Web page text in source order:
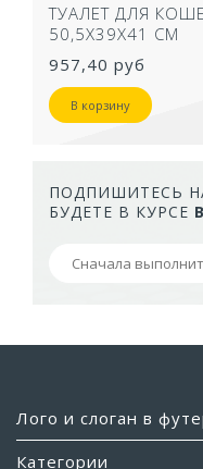
ТУАЛЕТ ДЛЯ
50,5Х39Х41 СМ
957,40 руб
В корзину
ПОДПИШИТЕСЬ
БУДЕТЕ В КУРСЕ
Лого и слоган в
Категории